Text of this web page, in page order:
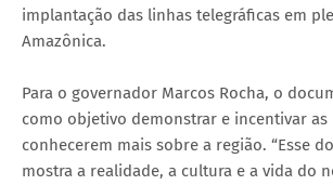
implantação das linhas telegráficas em
Amazônica.
Para o governador Marcos Rocha, o
como objetivo demonstrar e incentivar as
conhecerem mais sobre a região. “Esse
mostra a realidade, a cultura e a vida do